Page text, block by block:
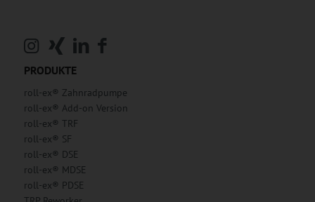
PRODUKTE
roll-ex® Zahnradpumpe
roll-ex® Add-on Version
roll-ex® TRF
roll-ex® SF
roll-ex® DSE
roll-ex® MDSE
roll-ex® PDSE